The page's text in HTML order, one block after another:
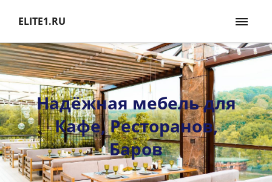
ELITE1.RU
Надёжная мебель для
Кафе, Ресторанов,
Баров